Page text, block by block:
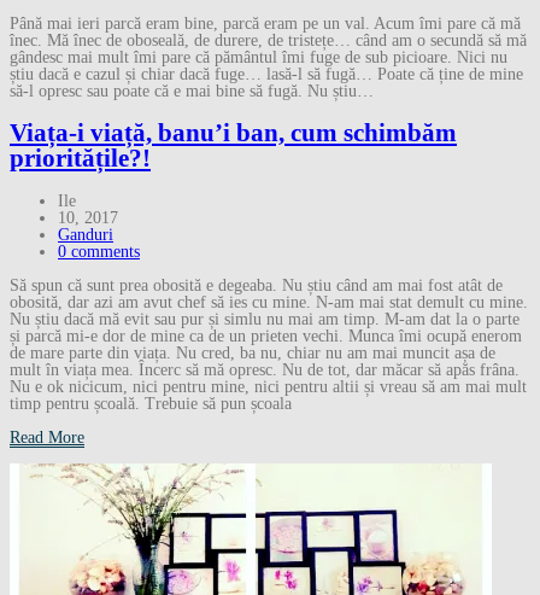
Până mai ieri parcă eram bine, parcă eram pe un val. Acum îmi pare că mă
înec. Mă înec de oboseală, de durere, de tristețe… când am o secundă să mă
gândesc mai mult îmi pare că pământul îmi fuge de sub picioare. Nici nu
știu dacă e cazul și chiar dacă fuge… lasă-l să fugă… Poate că ține de mine
să-l opresc sau poate că e mai bine să fugă. Nu știu…
Viața-i viață, banu’i ban, cum schimbăm
prioritățile?!
Ile
10, 2017
Ganduri
0 comments
Să spun că sunt prea obosită e degeaba. Nu știu când am mai fost atât de
obosită, dar azi am avut chef să ies cu mine. N-am mai stat demult cu mine.
Nu știu dacă mă evit sau pur și simlu nu mai am timp. M-am dat la o parte
și parcă mi-e dor de mine ca de un prieten vechi. Munca îmi ocupă enerom
de mare parte din viața. Nu cred, ba nu, chiar nu am mai muncit așa de
mult în viața mea. Încerc să mă opresc. Nu de tot, dar măcar să apăs frâna.
Nu e ok nicicum, nici pentru mine, nici pentru altii și vreau să am mai mult
timp pentru școală. Trebuie să pun școala
Read More